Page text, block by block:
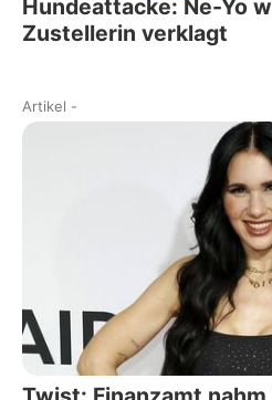
Hundeattacke: Ne-Yo
Zustellerin verklagt
Artikel -